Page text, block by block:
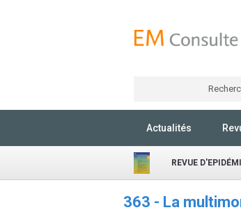
Actualités
REVUE
363 - La